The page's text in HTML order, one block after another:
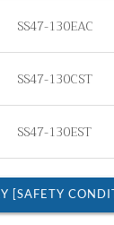
SS47-130EAC
SS47-130CST
SS47-130EST
[SAFETY